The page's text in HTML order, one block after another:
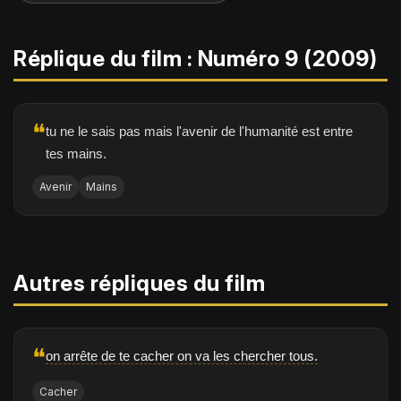
Réplique du film : Numéro 9 (2009)
❝tu ne le sais pas mais l'avenir de l'humanité est entre
tes mains.
Avenir Mains
Autres répliques du film
❝on arrête de te cacher on va les chercher tous.
Cacher